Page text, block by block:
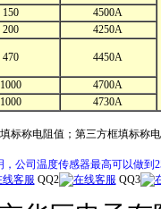
150
4500A
200 4250A
470 4450A
1000
4700A
1000
4730A
标称电阻值；第三方框填标
公司温度传感器最高可以做到
QQ2 QQ3